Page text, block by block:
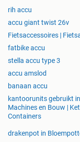
rih accu
accu giant twist 26v
Fietsaccessoires |
fatbike accu
stella accu type 3
accu amslod
banaan accu
kantoorunits gebruikt in
Machines en Bouw |
Containers
drakenpot in